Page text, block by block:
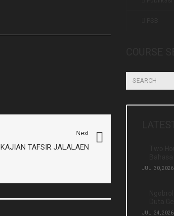
Next
KAJIAN TAFSIR JALALAEN
JULI 30, 2026
JULI 24, 2026